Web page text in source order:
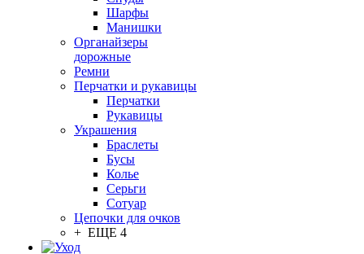
Шарфы
Манишки
Органайзеры
дорожные
Ремни
Перчатки и рукавицы
Перчатки
Рукавицы
Украшения
Браслеты
Бусы
Колье
Серьги
Сотуар
Цепочки для очков
+ ЕЩЕ 4